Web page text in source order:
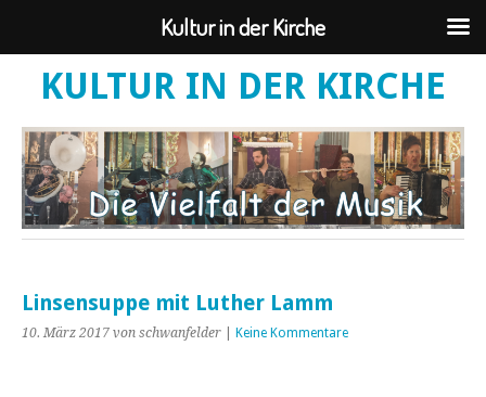
KULTUR IN DER KIRCHE
Linsensuppe mit Luther Lamm
10. März 2017 von schwanfelder Keine Kommentare
Kultur in der Kirche